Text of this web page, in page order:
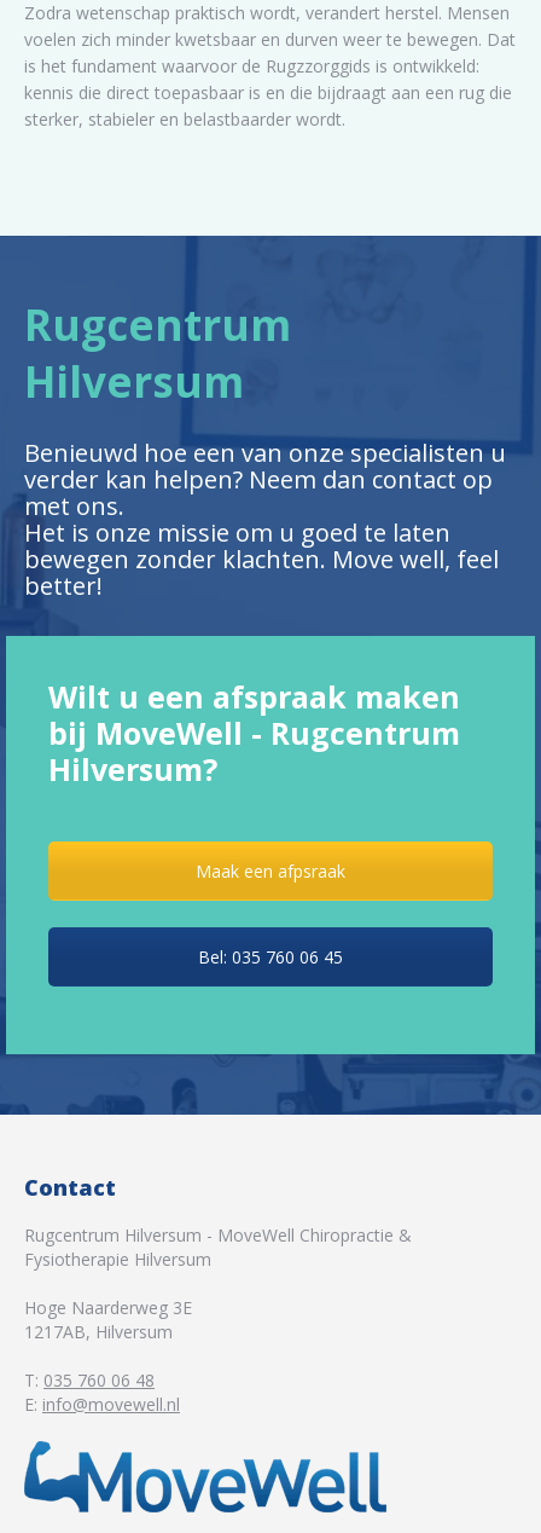
Zodra wetenschap praktisch wordt, verandert herstel. Mensen
voelen zich minder kwetsbaar en durven weer te bewegen. Dat
is het fundament waarvoor de Rugzzorggids is ontwikkeld:
kennis die direct toepasbaar is en die bijdraagt aan een rug die
sterker, stabieler en belastbaarder wordt.
Rugcentrum
Hilversum
Benieuwd hoe een van onze specialisten u
verder kan helpen? Neem dan contact op
met ons.
Het is onze missie om u goed te laten
bewegen zonder klachten. Move well, feel
better!
Wilt u een afspraak maken
bij MoveWell - Rugcentrum
Hilversum?
Maak een afpsraak
Bel: 035 760 06 45
Contact
Rugcentrum Hilversum - MoveWell Chiropractie &
Fysiotherapie Hilversum
Hoge Naarderweg 3E
1217AB, Hilversum
T: 035 760 06 48
E: info@movewell.nl